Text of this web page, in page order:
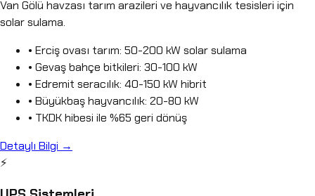
Van Gölü havzası tarım arazileri ve hayvancılık tesisleri için
solar sulama.
• Erciş ovası tarım: 50-200 kW solar sulama
• Gevaş bahçe bitkileri: 30-100 kW
• Edremit seracılık: 40-150 kW hibrit
• Büyükbaş hayvancılık: 20-80 kW
• TKDK hibesi ile %65 geri dönüş
Detaylı Bilgi →
⚡